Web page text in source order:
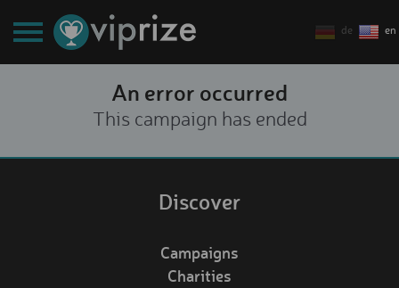
de en
An error occurred
This campaign has ended
Discover
Campaigns
Charities